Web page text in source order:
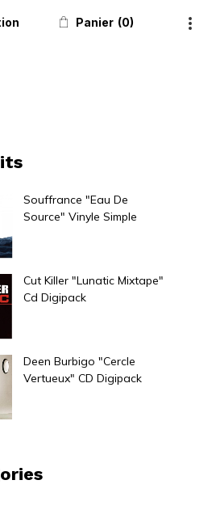
Panier 0
Souffrance "Eau De
Source" Vinyle Simple
Cut Killer "Lunatic Mixtape"
Cd Digipack
Deen Burbigo "Cercle
Vertueux" CD Digipack